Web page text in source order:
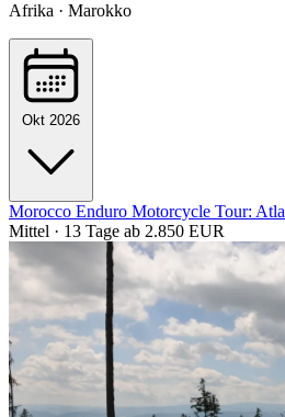
Afrika · Marokko
Okt 2026
Morocco Enduro Motorcycle Tour:
Mittel · 13 Tage ab 2.850 EUR